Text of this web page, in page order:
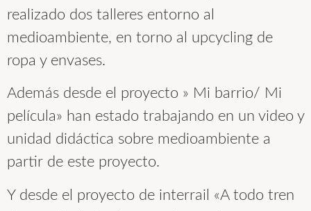
realizado dos talleres entorno al
medioambiente, en torno al upcycling de
ropa y envases.
Además desde el proyecto » Mi barrio/ Mi
película» han estado trabajando en un video y
unidad didáctica sobre medioambiente a
partir de este proyecto.
Y desde el proyecto de interrail «A todo tren